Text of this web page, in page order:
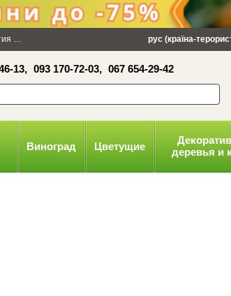
Оплата и доставка Политика
рус (країна-
13, 093 170-72-03, 067 654-29-42
Виноград Цветущие
деревья и